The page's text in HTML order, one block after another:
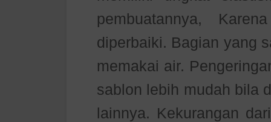
pembuatannya,
diperbaiki. Bagian yang
memakai air.
sablon lebih mudah bila
lainnya. Kekurangan